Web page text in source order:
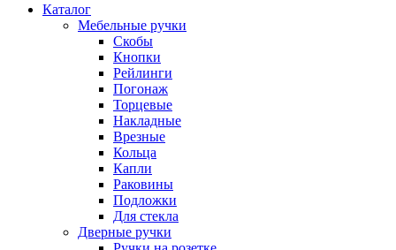
Каталог
Мебельные ручки
Скобы
Кнопки
Рейлинги
Погонаж
Торцевые
Накладные
Врезные
Кольца
Капли
Раковины
Подложки
Для стекла
Дверные ручки